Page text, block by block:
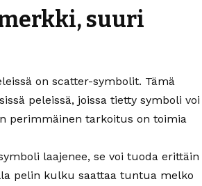
suuri
on scatter-symbolit. Tämä
peleissä, joissa tietty symboli voi
perimmäinen tarkoitus on toimia
laajenee, se voi tuoda erittäin
pelin kulku saattaa tuntua melko